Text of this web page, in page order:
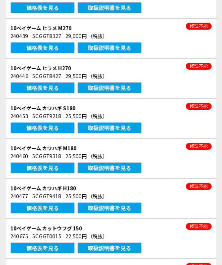
価格表を見る 取扱説明書を見る
10ベイゲーム ヒラメ M270 修理不能
240439 5CGGT8327 29,000円 （税抜）
価格表を見る 取扱説明書を見る
10ベイゲーム ヒラメ H270 修理不能
240446 5CGGT8427 29,500円 （税抜）
価格表を見る 取扱説明書を見る
10ベイゲーム カワハギ S180 修理不能
240453 5CGGT9218 25,500円 （税抜）
価格表を見る 取扱説明書を見る
10ベイゲーム カワハギ M180 修理不能
240460 5CGGT9318 25,500円 （税抜）
価格表を見る 取扱説明書を見る
10ベイゲーム カワハギ H180 修理不能
240477 5CGGT9418 25,500円 （税抜）
価格表を見る 取扱説明書を見る
10ベイゲーム カットウフグ 150 修理不能
240675 5CGGT0015 22,500円 （税抜）
価格表を見る 取扱説明書を見る